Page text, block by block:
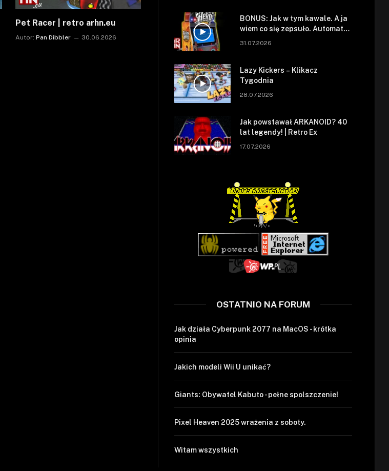
Pet Racer | retro arhn.eu
Autor: Pan Dibbler 30.06.2026
BONUS: Jak w tym kawale. A ja
wiem co się zepsuło. Automat
się zepsuł.
31.07.2026
Lazy Kickers – Klikacz
Tygodnia
28.07.2026
Jak powstawał ARKANOID? 40
lat legendy! | Retro Ex
17.07.2026
OSTATNIO NA FORUM
Jak działa Cyberpunk 2077 na MacOS - krótka
opinia
Jakich modeli Wii U unikać?
Giants: Obywatel Kabuto - pełne spolszczenie!
Pixel Heaven 2025 wrażenia z soboty.
Witam wszystkich